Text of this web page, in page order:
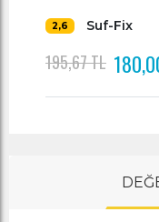
2,6 Suf-Fix
195,67 TL